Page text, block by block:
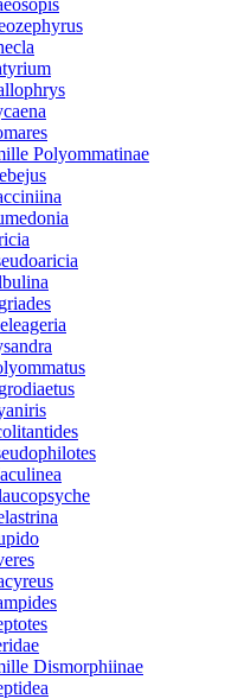
Polyommatinae
Dismorphiinae